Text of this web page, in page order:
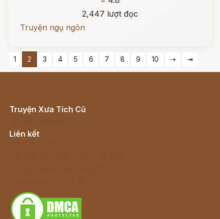
2,447 lượt đọc
Truyện ngụ ngôn
1 2 3 4 5 6 7 8 9 10 ⇢ ⇥
Truyện Xưa Tích Cũ
Liên kết